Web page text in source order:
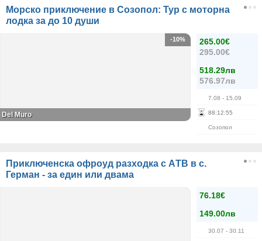
Морско приключение в Созопол: Тур с моторна
лодка за до 10 души
265.00€
295.00€
518.29лв
576.97лв
7.08 - 15.09
88:12:55
Созопол
-10%
Del Muro
Приключенска офроуд разходкa с АTВ в с.
Герман - за един или двама
76.18€
149.00лв
30.07 - 30.11